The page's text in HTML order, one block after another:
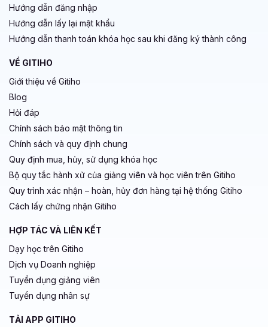
Hướng dẫn đăng nhập
Hướng dẫn lấy lại mật khẩu
Hướng dẫn thanh toán khóa học sau khi đăng ký thành công
VỀ GITIHO
Giới thiệu về Gitiho
Blog
Hỏi đáp
Chính sách bảo mật thông tin
Chính sách và quy định chung
Quy định mua, hủy, sử dụng khóa học
Bộ quy tắc hành xử của giảng viên và học viên trên Gitiho
Quy trình xác nhận – hoàn, hủy đơn hàng tại hệ thống Gitiho
Cách lấy chứng nhận Gitiho
HỢP TÁC VÀ LIÊN KẾT
Dạy học trên Gitiho
Dịch vụ Doanh nghiệp
Tuyển dụng giảng viên
Tuyển dụng nhân sự
TẢI APP GITIHO